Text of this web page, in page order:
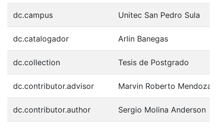
dc.campus Unitec San Pedro Sula
dc.catalogador Arlin Banegas
dc.collection Tesis de Postgrado
dc.contributor.advisor Marvin Roberto Mendoza
dc.contributor.author Sergio Molina Anderson